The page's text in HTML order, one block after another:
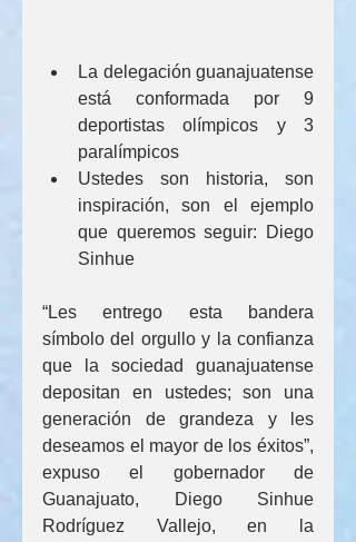
La delegación guanajuatense
está conformada por 9
deportistas olímpicos y 3
paralímpicos
Ustedes son historia, son
inspiración, son el ejemplo
que queremos seguir: Diego
Sinhue
​“Les entrego esta bandera
símbolo del orgullo y la confianza
que la sociedad guanajuatense
depositan en ustedes; son una
generación de grandeza y les
deseamos el mayor de los éxitos”,
expuso el gobernador de
Guanajuato, Diego Sinhue
Rodríguez Vallejo, en la